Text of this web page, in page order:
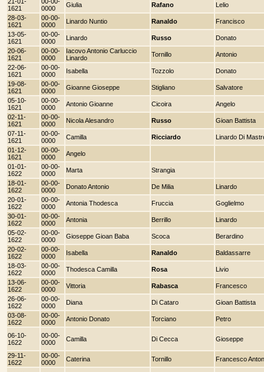
1621
0000
Giulia Rafano
Lelio
28-03-
1621
00-00-
0000
Linardo Nuntio Ranaldo
Francisco
13-05-
1621
00-00-
0000
Linardo Russo
Donato
20-06-
1621
00-00-
0000
Iacovo Antonio Carluccio
Linardo
Tornillo
Antonio
22-06-
1621
00-00-
0000
Isabella Tozzolo
Donato
19-08-
1621
00-00-
0000
Gioanne Gioseppe Stigliano
Salvatore
05-10-
1621
00-00-
0000
Antonio Gioanne Cicoira
Angelo
02-11-
1621
00-00-
0000
Nicola Alesandro Russo
Gioan Battista
07-11-
1621
00-00-
0000
Camilla Ricciardo
Linardo Di
01-12-
1621
00-00-
0000
Angelo
01-01-
1622
00-00-
0000
Marta
Strangia
18-01-
1622
00-00-
0000
Donato Antonio De Milia
Linardo
20-01-
1622
00-00-
0000
Antonia Thodesca Fruccia
Goglielmo
30-01-
1622
00-00-
0000
Antonia Berrillo
Linardo
05-02-
1622
00-00-
0000
Gioseppe Gioan Baba Scoca
Berardino
20-02-
1622
00-00-
0000
Isabella Ranaldo
Baldassarre
18-03-
1622
00-00-
0000
Thodesca Camilla Rosa
Livio
13-06-
1622
00-00-
0000
Vittoria Rabasca
Francesco
26-06-
1622
00-00-
0000
Diana Di Cataro
Gioan Battista
03-08-
1622
00-00-
0000
Antonio Donato Torciano Petro
06-10-
1622
00-00-
0000
Camilla Di Cecca Gioseppe
29-11-
1622
00-00-
0000
Caterina Tornillo Francesco